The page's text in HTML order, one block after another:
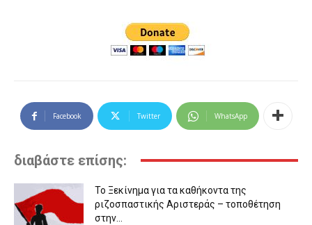
Facebook Twitter WhatsApp
διαβάστε επίσης:
Το Ξεκίνημα για τα καθήκοντα της
ριζοσπαστικής Αριστεράς – τοποθέτηση
στην...